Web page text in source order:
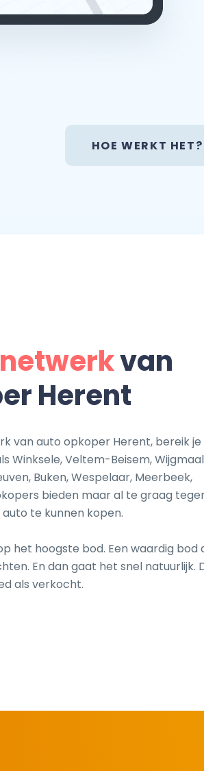
HOE WERKT HET?
van
Herent
van auto opkoper Herent, bereik je
Winksele, Veltem-Beisem, Wijgmaal
Buken, Wespelaar, Meerbeek,
bieden maar al te graag
te kunnen kopen.
het hoogste bod. Een waardig bod
En dan gaat het snel natuurlijk.
als verkocht.